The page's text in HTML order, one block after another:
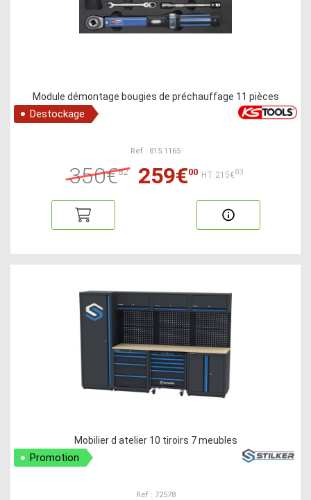
Module démontage bougies de préchauffage 11 pièces
Destockage
Ref : 815.1165
350€82 259€00 HT:215€83
Mobilier d atelier 10 tiroirs 7 meubles
Promotion
Ref : 72578